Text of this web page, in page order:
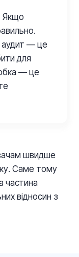
Якщо
аудит — це
для
— це
швидше
Саме тому
частина
відносин з